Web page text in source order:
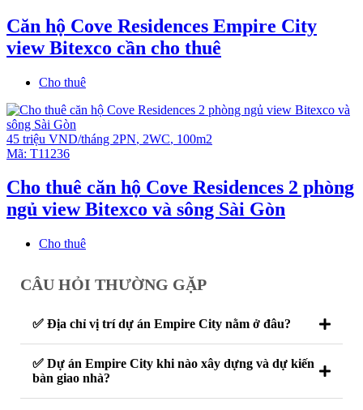
Căn hộ Cove Residences Empire City
view Bitexco cần cho thuê
Cho thuê
45 triệu VND/tháng 2PN, 2WC, 100m2
Mã: T11236
Cho thuê căn hộ Cove Residences 2 phòng
ngủ view Bitexco và sông Sài Gòn
Cho thuê
CÂU HỎI THƯỜNG GẶP
✅ Địa chỉ vị trí dự án Empire City nằm ở đâu?
✅ Dự án Empire City khi nào xây dựng và dự kiến
bàn giao nhà?